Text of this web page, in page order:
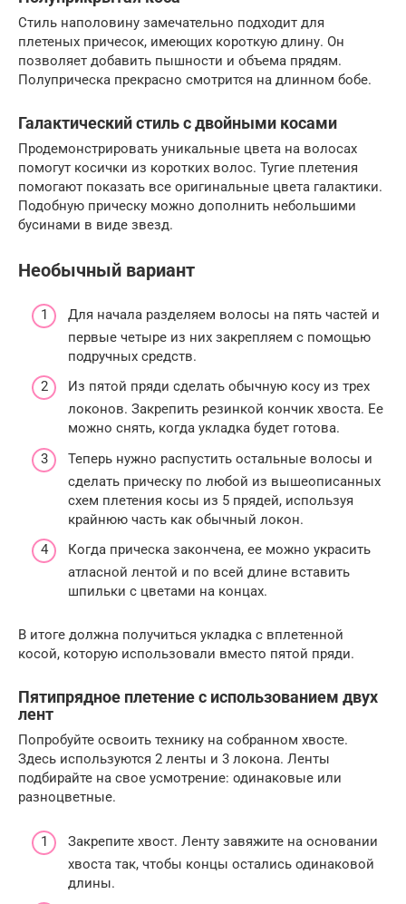
Стиль наполовину замечательно подходит для
плетеных причесок, имеющих короткую длину. Он
позволяет добавить пышности и объема прядям.
Полуприческа прекрасно смотрится на длинном бобе.
Галактический стиль с двойными косами
Продемонстрировать уникальные цвета на волосах
помогут косички из коротких волос. Тугие плетения
помогают показать все оригинальные цвета галактики.
Подобную прическу можно дополнить небольшими
бусинами в виде звезд.
Необычный вариант
Для начала разделяем волосы на пять частей и
первые четыре из них закрепляем с помощью
подручных средств.
Из пятой пряди сделать обычную косу из трех
локонов. Закрепить резинкой кончик хвоста. Ее
можно снять, когда укладка будет готова.
Теперь нужно распустить остальные волосы и
сделать прическу по любой из вышеописанных
схем плетения косы из 5 прядей, используя
крайнюю часть как обычный локон.
Когда прическа закончена, ее можно украсить
атласной лентой и по всей длине вставить
шпильки с цветами на концах.
В итоге должна получиться укладка с вплетенной
косой, которую использовали вместо пятой пряди.
Пятипрядное плетение с использованием двух
лент
Попробуйте освоить технику на собранном хвосте.
Здесь используются 2 ленты и 3 локона. Ленты
подбирайте на свое усмотрение: одинаковые или
разноцветные.
Закрепите хвост. Ленту завяжите на основании
хвоста так, чтобы концы остались одинаковой
длины.